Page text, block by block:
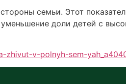
семьи. Этот
доли детей с
zhivut-v-polnyh-sem-